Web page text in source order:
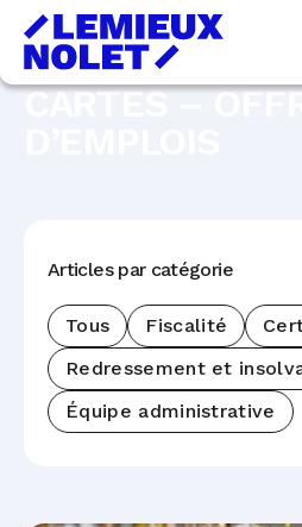
CARTES –
Articles par catégorie
Tous Fiscalité
Redressement et
Équipe administrative